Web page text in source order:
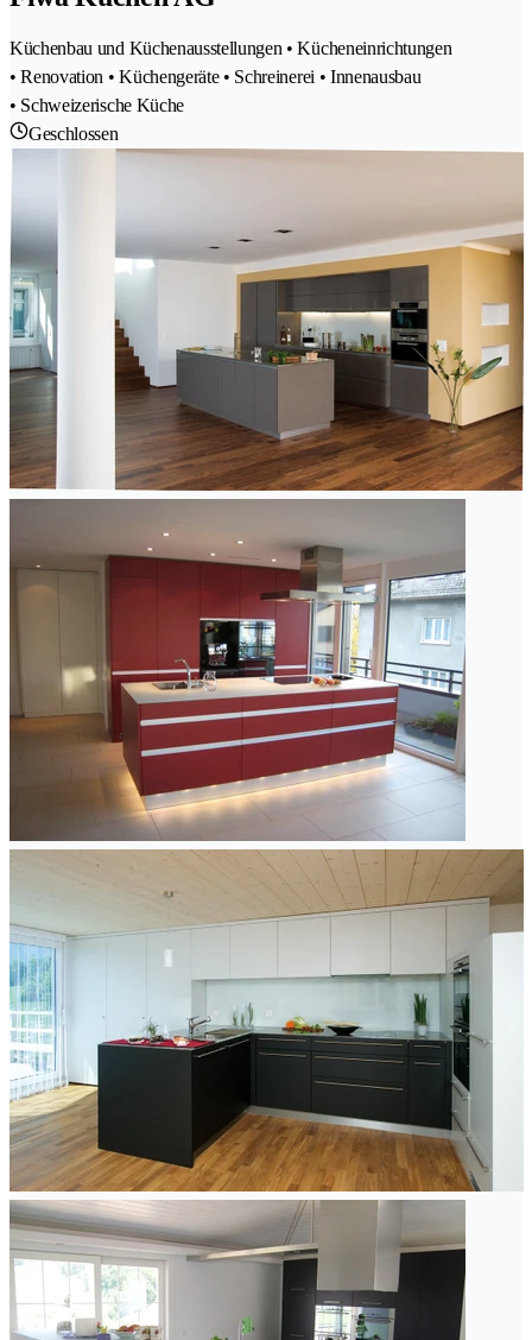
Küchenbau und Küchenausstellungen • Kücheneinrichtungen
• Renovation • Küchengeräte • Schreinerei • Innenausbau
• Schweizerische Küche
Geschlossen